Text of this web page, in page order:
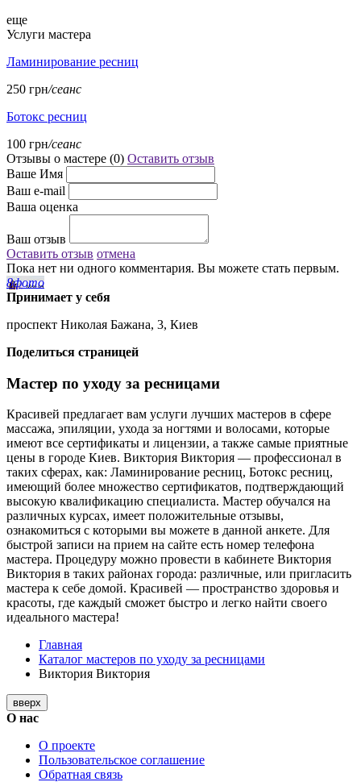
еще
Услуги мастера
Ламинирование ресниц
250 грн/сеанс
Ботокс ресниц
100 грн/сеанс
Отзывы о мастере (0) Оставить отзыв
Ваше Имя
Ваш e-mail
Ваша оценка
Ваш отзыв
Оставить отзыв отмена
Пока нет ни одного комментария. Вы можете стать первым.
8фото
Принимает у себя
проспект Николая Бажана, 3, Киев
Поделиться страницей
Мастер по уходу за ресницами
Красивей предлагает вам услуги лучших мастеров в сфере
массажа, эпиляции, ухода за ногтями и волосами, которые
имеют все сертификаты и лицензии, а также самые приятные
цены в городе Киев. Виктория Виктория — профессионал в
таких сферах, как: Ламинирование ресниц, Ботокс ресниц,
имеющий более множество сертификатов, подтверждающий
высокую квалификацию специалиста. Мастер обучался на
различных курсах, имеет положительные отзывы,
ознакомиться с которыми вы можете в данной анкете. Для
быстрой записи на прием на сайте есть номер телефона
мастера. Процедуру можно провести в кабинете Виктория
Виктория в таких районах города: различные, или пригласить
мастера к себе домой. Красивей — пространство здоровья и
красоты, где каждый сможет быстро и легко найти своего
идеального мастера!
Главная
Каталог мастеров по уходу за ресницами
Виктория Виктория
вверх
О нас
О проекте
Пользовательское соглашение
Обратная связь